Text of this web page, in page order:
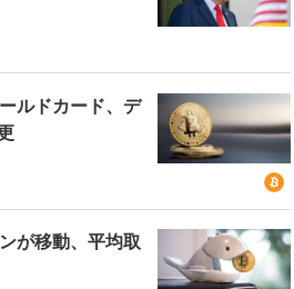
ルドカード、デ
が移動、平均取